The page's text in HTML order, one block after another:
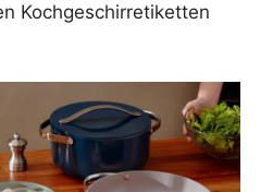
Kochgeschirretiketten